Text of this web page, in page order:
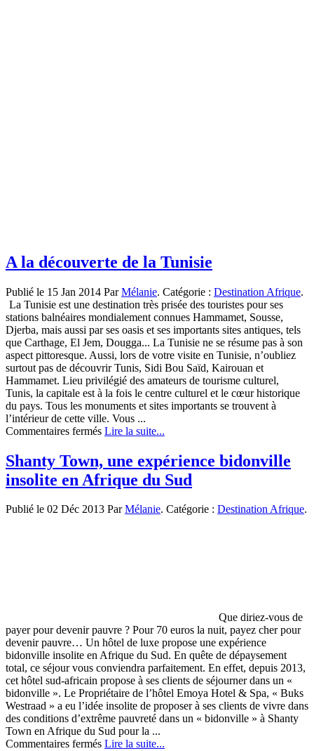
A la découverte de la Tunisie
Publié le 15 Jan 2014 ParMélanie. Catégorie : Destination Afrique.
La Tunisie est une destination très prisée des touristes pour ses
stations balnéaires mondialement connues Hammamet, Sousse,
Djerba, mais aussi par ses oasis et ses importants sites antiques, tels
que Carthage, El Jem, Dougga... La Tunisie ne se résume pas à son
aspect pittoresque. Aussi, lors de votre visite en Tunisie, n’oubliez
surtout pas de découvrir Tunis, Sidi Bou Saïd, Kairouan et
Hammamet. Lieu privilégié des amateurs de tourisme culturel,
Tunis, la capitale est à la fois le centre culturel et le cœur historique
du pays. Tous les monuments et sites importants se trouvent à
l’intérieur de cette ville. Vous ...
Commentaires ferméssur
découverte
de
Tunisie
Lire la suite...
Shanty Town, une expérience bidonville
insolite en Afrique du Sud
Publié le 02 Déc 2013 ParMélanie. Catégorie : Destination Afrique.
Que diriez-vous de
payer pour devenir pauvre ? Pour 70 euros la nuit, payez cher pour
devenir pauvre… Un hôtel de luxe propose une expérience
bidonville insolite en Afrique du Sud. En quête de dépaysement
total, ce séjour vous conviendra parfaitement. En effet, depuis 2013,
cet hôtel sud-africain propose à ses clients de séjourner dans un «
bidonville ». Le Propriétaire de l’hôtel Emoya Hotel & Spa, « Buks
Westraad » a eu l’idée insolite de proposer à ses clients de vivre dans
des conditions d’extrême pauvreté dans un « bidonville » à Shanty
Town en Afrique du Sud pour la ...
Commentaires ferméssur
Lire la suite...